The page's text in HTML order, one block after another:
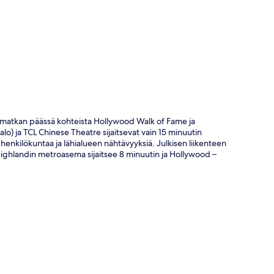
päässä kohteista Hollywood Walk of Fame ja
ja TCL Chinese Theatre sijaitsevat vain 15 minuutin
ja lähialueen nähtävyyksiä. Julkisen liikenteen
metroasema sijaitsee 8 minuutin ja Hollywood –